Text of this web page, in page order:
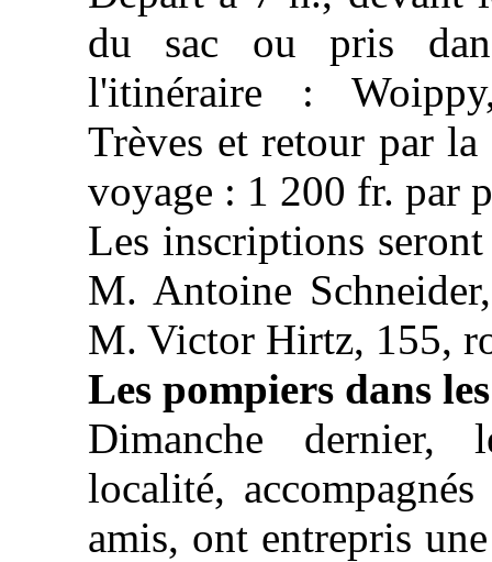
du sac ou pris
l'itinéraire :
Trèves et retour par
voyage : 1 200 fr. par
Les inscriptions
M. Antoine
M. Victor Hirtz, 155,
Les pompiers dans les
Dimanche dernier,
localité,
amis, ont entrepris